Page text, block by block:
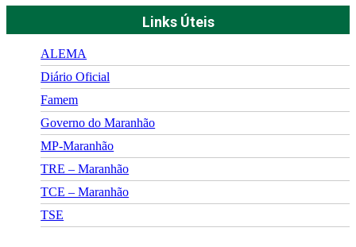
Links Úteis
ALEMA
Diário Oficial
Famem
Governo do Maranhão
MP-Maranhão
TRE – Maranhão
TCE – Maranhão
TSE